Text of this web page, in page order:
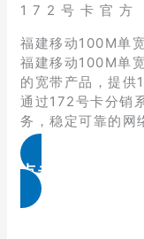
1 7 2 号 卡 官 方
福建移动100M单
福建移动100M单
的宽带产品，提供
通过172号卡分销
务，稳定可靠的网
点击免费领取